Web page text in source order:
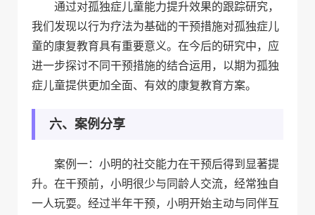
通过对孤独症儿童能力提升效果的跟踪研究，
我们发现以行为疗法为基础的干预措施对孤独症儿
童的康复教育具有重要意义。在今后的研究中，应
进一步探讨不同干预措施的结合运用，以期为孤独
症儿童提供更加全面、有效的康复教育方案。
六、案例分享
案例一：小明的社交能力在干预后得到显著提
升。在干预前，小明很少与同龄人交流，经常独自
一人玩耍。经过半年干预，小明开始主动与同伴互